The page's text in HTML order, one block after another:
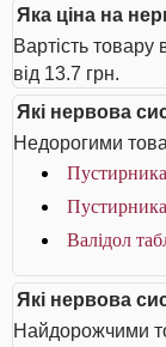
Яка ціна на
Вартість товару
від 13.7 грн.
Які нервова
Недорогими
Валідол
Які нервова
Найдорожчими